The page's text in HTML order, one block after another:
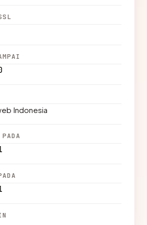
Indonesia